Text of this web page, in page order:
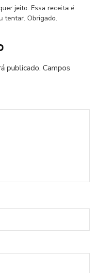
jeito. Essa receita é
tentar. Obrigado.
publicado. Campos